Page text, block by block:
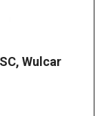
Wulcar